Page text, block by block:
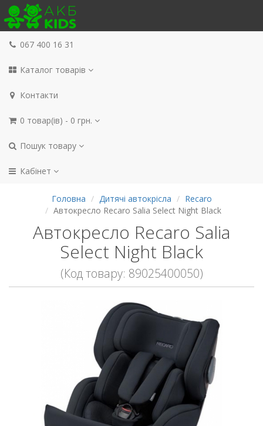
067 400 16 31
Каталог товарів
Контакти
0 товар(ів) - 0 грн.
Пошук товару
Кабінет
Головна Дитячі автокрісла
Recaro
Автокресло Recaro Salia Select Night Black
Автокресло Recaro Salia
Select Night Black
(Код товару: 89025400050)